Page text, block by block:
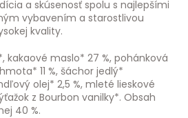
a skúsenosť spolu s najlepšími
vybavením a starostlivou
kvality.
kakaové maslo* 27 %, pohánková
11 %, šáchor jedlý*
olej* 2,5 %, mleté lieskové
z Bourbon vanilky*. Obsah
40 %.